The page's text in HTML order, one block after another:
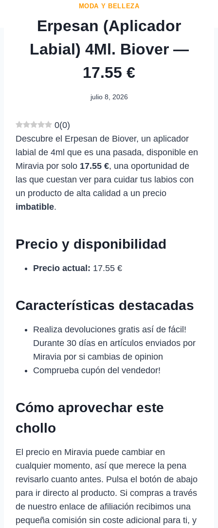
MODA Y BELLEZA
Erpesan (Aplicador
Labial) 4Ml. Biover —
17.55 €
julio 8, 2026
0(0)
Descubre el Erpesan de Biover, un aplicador
labial de 4ml que es una pasada, disponible en
Miravia por solo 17.55 €, una oportunidad de
las que cuestan ver para cuidar tus labios con
un producto de alta calidad a un precio
imbatible.
Precio y disponibilidad
Precio actual: 17.55 €
Características destacadas
Realiza devoluciones gratis así de fácil!
Durante 30 días en artículos enviados por
Miravia por si cambias de opinion
Comprueba cupón del vendedor!
Cómo aprovechar este
chollo
El precio en Miravia puede cambiar en
cualquier momento, así que merece la pena
revisarlo cuanto antes. Pulsa el botón de abajo
para ir directo al producto. Si compras a través
de nuestro enlace de afiliación recibimos una
pequeña comisión sin coste adicional para ti, y